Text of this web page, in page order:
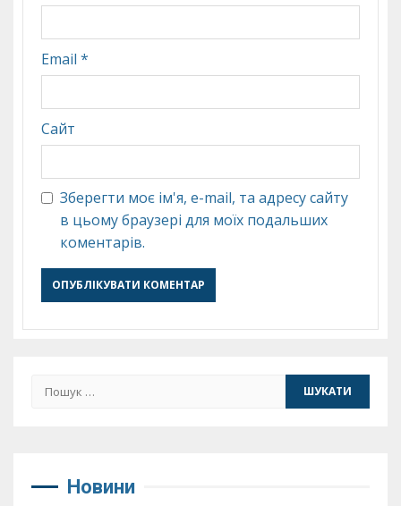
Email *
Сайт
Зберегти моє ім'я, e-mail, та адресу сайту
в цьому браузері для моїх подальших
коментарів.
Пошук:
Новини